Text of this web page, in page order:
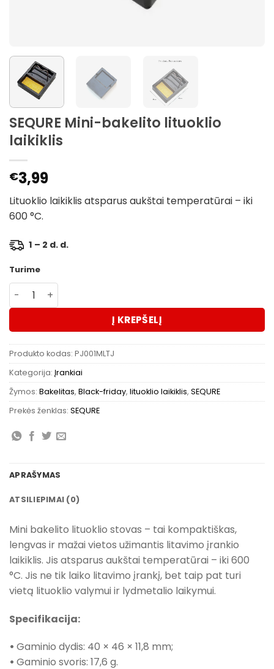
SEQURE Mini-bakelito lituoklio
laikiklis
€3,99
Lituoklio laikiklis atsparus aukštai temperatūrai – iki
600 °C.
1 – 2 d. d.
Turime
produkto kiekis: SEQURE Mini-bakelito lituoklio laikiklis
Į KREPŠELĮ
Produkto kodas: PJ001MLTJ
Kategorija: Įrankiai
Žymos: Bakelitas, Black-friday, lituoklio laikiklis, SEQURE
Prekės ženklas: SEQURE
APRAŠYMAS
ATSILIEPIMAI (0)
Mini bakelito lituoklio stovas – tai kompaktiškas,
lengvas ir mažai vietos užimantis litavimo įrankio
laikiklis. Jis atsparus aukštai temperatūrai – iki 600
°C. Jis ne tik laiko litavimo įrankį, bet taip pat turi
vietą lituoklio valymui ir lydmetalio laikymui.
Specifikacija:
• Gaminio dydis: 40 × 46 × 11,8 mm;
• Gaminio svoris: 17,6 g.